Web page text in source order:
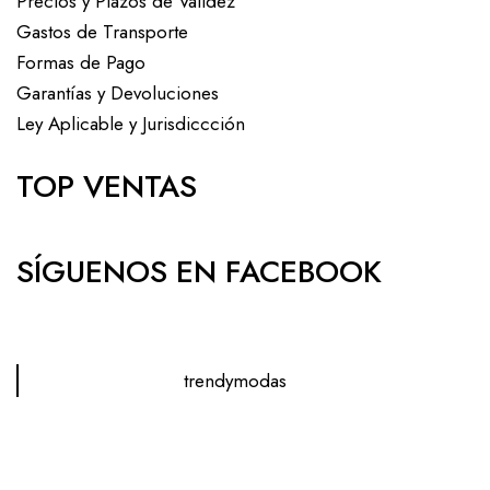
Gastos de Transporte
Formas de Pago
Garantías y Devoluciones
Ley Aplicable y Jurisdiccción
TOP VENTAS
SÍGUENOS EN FACEBOOK
trendymodas